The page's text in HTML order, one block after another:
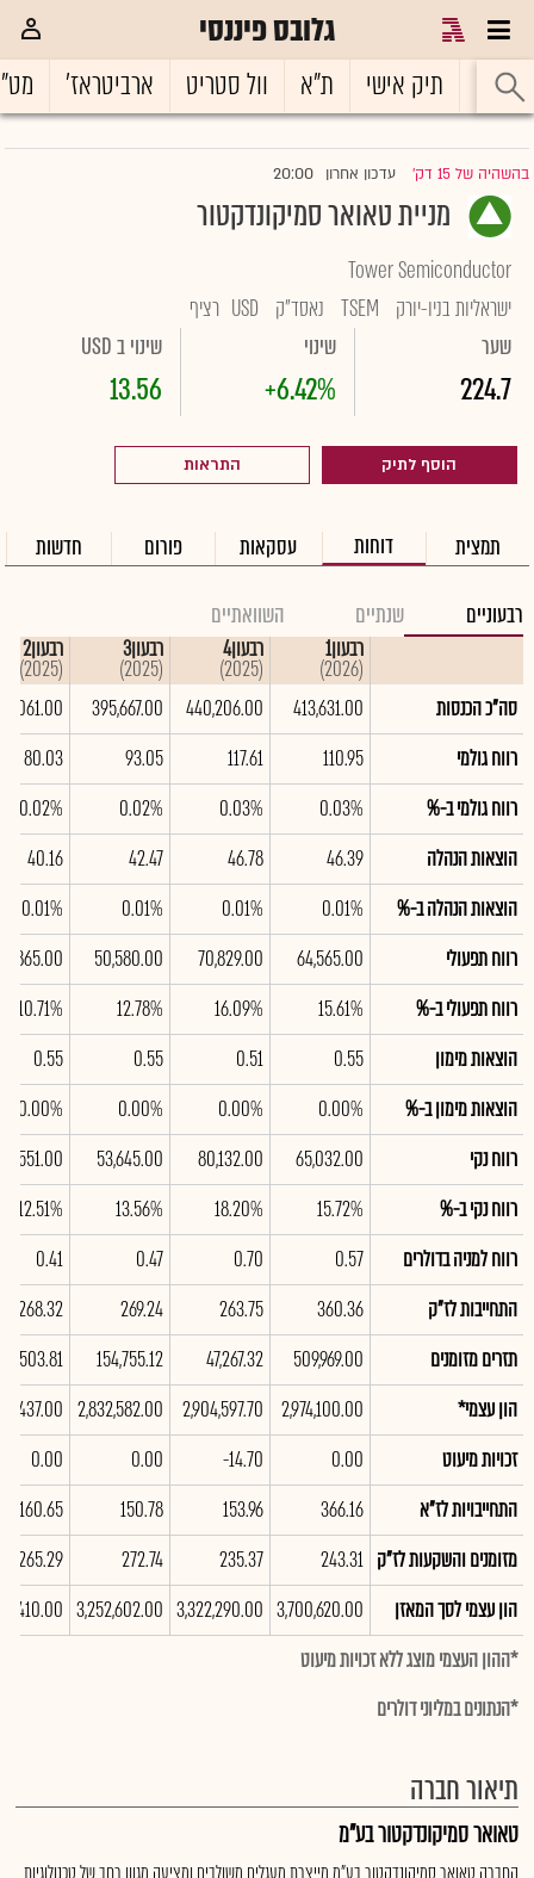
גלובס פיננסי
ראשי תיק אישי ת"א וול סטריט ארביטראז'
בהשהיה של 15 דק' |עדכון אחרון 20:00
מניית טאואר סמיקונדקטור
Tower Semiconductor
ישראליות בניו-יורק
TSEM נאסד"ק USD רציף
שער
224.7
שינוי
+6.42%
שינוי ב USD
13.56
הוסף לתיק התראות
תמצית דוחות עסקאות פורום חדשות
רבעוניים שנתיים השוואתיים
רבעון1
(2026)
רבעון4
(2025)
רבעון3
(2025)
רבעון2
(2025)
סה"כ הכנסות
413,631.00
440,206.00
395,667.00
רווח גולמי
110.95
117.61
93.05
80.03
רווח גולמי ב-%
0.03%
0.03%
0.02%
0.02%
הוצאות הנהלה
46.39
46.78
42.47
40.16
הוצאות הנהלה ב-%
0.01%
0.01%
0.01%
0.01%
רווח תפעולי
64,565.00
70,829.00
50,580.00
רווח תפעולי ב-%
15.61%
16.09%
12.78%
10.71%
הוצאות מימון
0.55
0.51
0.55
0.55
הוצאות מימון ב-%
0.00%
0.00%
0.00%
0.00%
רווח נקי
65,032.00
80,132.00
53,645.00
46,551.00
רווח נקי ב-%
15.72%
18.20%
13.56%
12.51%
רווח למניה בדולרים
0.57
0.70
0.47
0.41
התחייבות לז"ק
360.36
263.75
269.24
268.32
תזרים מזומנים
509,969.00
47,267.32
154,755.12
הון עצמי*
2,974,100.00
2,904,597.70
2,832,582.00
זכויות מיעוט
0.00
-14.70
0.00
0.00
התחייבויות לז"א
366.16
153.96
150.78
160.65
מזומנים והשקעות לז"ק 243.31
235.37
272.74
265.29
הון עצמי לסך המאזן
3,700,620.00
3,322,290.00
3,252,602.00
*ההון העצמי מוצג ללא זכויות מיעוט
*הנתונים במליוני דולרים
תיאור חברה
טאואר סמיקונדקטור בע"מ